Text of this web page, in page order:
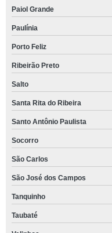
Paiol Grande
Paulínia
Porto Feliz
Ribeirão Preto
Salto
Santa Rita do Ribeira
Santo Antônio Paulista
Socorro
São Carlos
São José dos Campos
Tanquinho
Taubaté